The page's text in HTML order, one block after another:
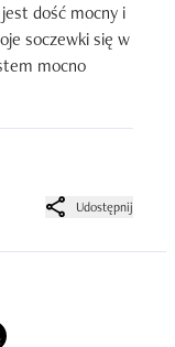
jest dość mocny i
soczewki się w
mocno
Udostępnij